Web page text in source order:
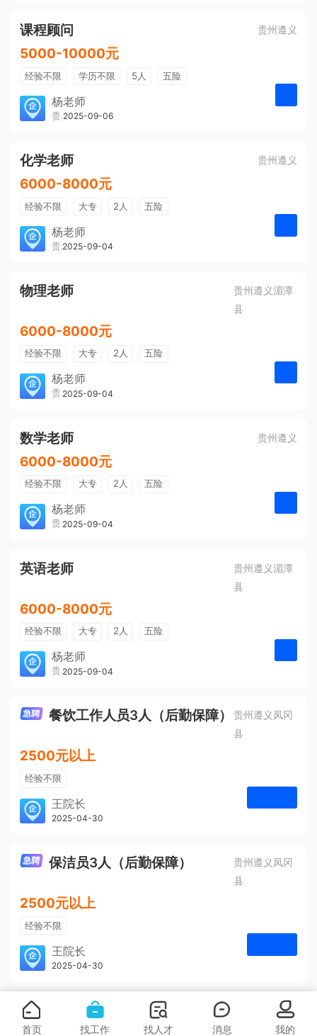
课程顾问 贵州遵义
5000-10000元
经验不限 学历不限 5人
五险
带薪年假
年终奖
免费培训
包住宿
杨老师
贵州大美前程文化发展有限公司
2025-09-06
化学老师 贵州遵义
6000-8000元
经验不限 大专 2人
五险
带薪年假
年终奖
免费培训
包住宿
杨老师
贵州大美前程文化发展有限公司
2025-09-04
物理老师
贵州遵义湄潭
县
6000-8000元
经验不限 大专 2人
五险
带薪年假
年终奖
免费培训
包住宿
杨老师
贵州大美前程文化发展有限公司
2025-09-04
数学老师 贵州遵义
6000-8000元
经验不限 大专 2人
五险
带薪年假
年终奖
免费培训
包住宿
杨老师
贵州大美前程文化发展有限公司
2025-09-04
英语老师
贵州遵义湄潭
县
6000-8000元
经验不限 大专 2人
五险
带薪年假
年终奖
免费培训
包住宿
杨老师
贵州大美前程文化发展有限公司
2025-09-04
餐饮工作人员3人（后勤保障）
贵州遵义凤冈
县
2500元以上
经验不限
学历不限
3人
王院长
凤冈安宁医院
2025-04-30
保洁员3人（后勤保障）
贵州遵义凤冈
县
2500元以上
经验不限
学历不限
3人
王院长
凤冈安宁医院
2025-04-30
首页 找工作 找人才 消息 我的